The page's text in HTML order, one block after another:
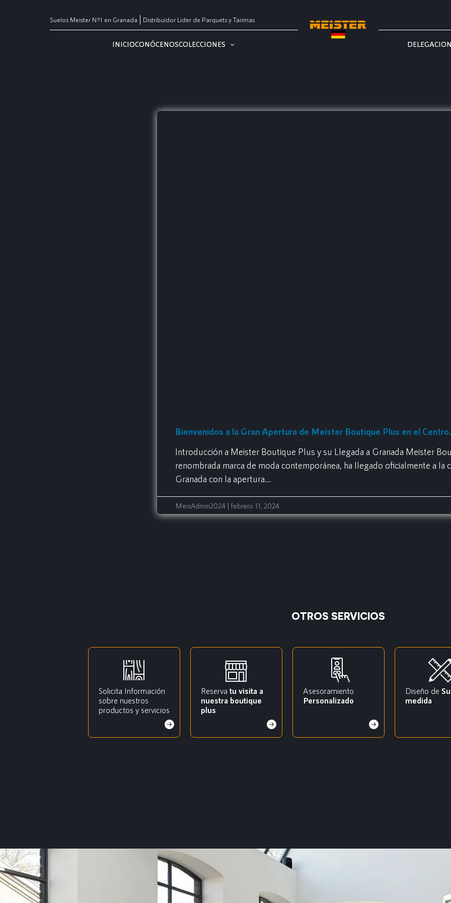
Suelos Meister Nº1 en Granada Distribuídor Lider de Parquets y Tarimas
INICIOCONÓCENOSCOLECCIONES
Bienvenidos a la Gran Apertura de Meister Boutique Plus en el
Introducción a Meister Boutique Plus y su Llegada a Granada Meister
renombrada marca de moda contemporánea, ha llegado oficialmente a la
Granada con la apertura…
MeisAdmin2024 | febrero 11, 2024
OTROS SERVICIOS
Solicita Información
sobre nuestros
productos y servicios
Reserva tu visita a
nuestra boutique
plus
Asesoramiento
Personalizado
Diseño de
medida